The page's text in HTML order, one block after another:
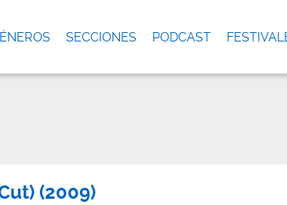
SECCIONES PODCAST
(2009)